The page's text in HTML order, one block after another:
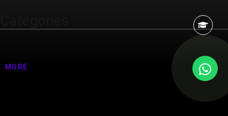
MORE